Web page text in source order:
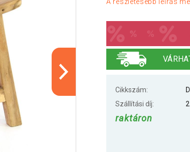
Cikkszám:
Szállítási díj:
raktáron